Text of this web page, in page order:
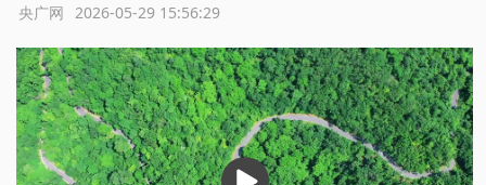
2026-05-29 15:56:29
央广网
播
放